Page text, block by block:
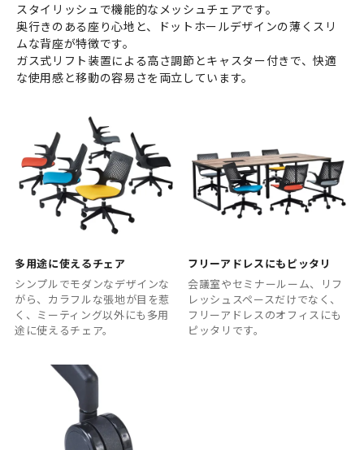
スタイリッシュで機能的なメッシュチェアです。
奥行きのある座り心地と、ドットホールデザインの薄くスリ
ムな背座が特徴です。
ガス式リフト装置による高さ調節とキャスター付きで、快適
な使用感と移動の容易さを両立しています。
多用途に使えるチェア
シンプルでモダンなデザインな
がら、カラフルな張地が目を惹
く、ミーティング以外にも多用
途に使えるチェア。
フリーアドレスにもピッタリ
会議室やセミナールーム、リフ
レッシュスペースだけでなく、
フリーアドレスのオフィスにも
ピッタリです。